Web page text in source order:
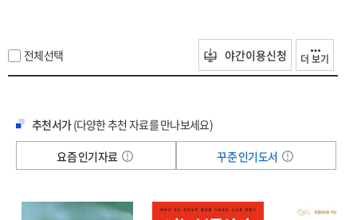
전체선택 야간이용신청 더 보기
추천서가(다양한 추천 자료를 만나보세요)
요즘 인기자료
꾸준 인기도서